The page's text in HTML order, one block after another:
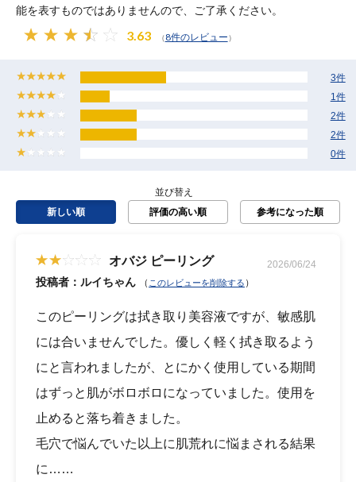
能を表すものではありませんので、ご了承ください。
3.63 （8件のレビュー）
3件
1件
2件
2件
0件
並び替え
新しい順
評価の高い順 参考になった順
オバジ ピーリング 2026/06/24
投稿者：ルイちゃん （ このレビューを削除する ）
このピーリングは拭き取り美容液ですが、敏感肌
には合いませんでした。優しく軽く拭き取るよう
にと言われましたが、とにかく使用している期間
はずっと肌がボロボロになっていました。使用を
止めると落ち着きました。
毛穴で悩んでいた以上に肌荒れに悩まされる結果
に……